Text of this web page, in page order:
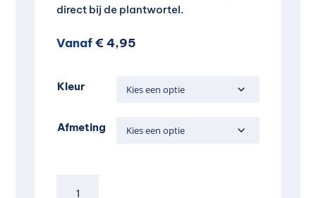
direct bij de plantwortel.
Vanaf€ 4,95
Kleur
Afmeting